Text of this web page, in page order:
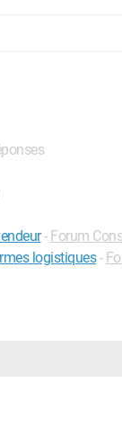
- Forum
logistiques -